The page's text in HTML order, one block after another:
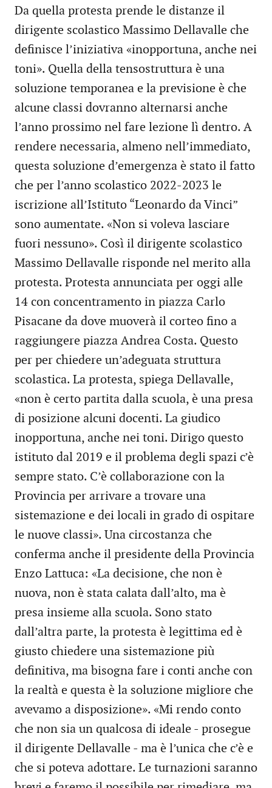
Da quella protesta prende le distanze il
dirigente scolastico Massimo Dellavalle che
definisce l’iniziativa «inopportuna, anche nei
toni». Quella della tensostruttura è una
soluzione temporanea e la previsione è che
alcune classi dovranno alternarsi anche
l’anno prossimo nel fare lezione lì dentro. A
rendere necessaria, almeno nell’immediato,
questa soluzione d’emergenza è stato il fatto
che per l’anno scolastico 2022-2023 le
iscrizione all’Istituto “Leonardo da Vinci”
sono aumentate. «Non si voleva lasciare
fuori nessuno». Così il dirigente scolastico
Massimo Dellavalle risponde nel merito alla
protesta. Protesta annunciata per oggi alle
14 con concentramento in piazza Carlo
Pisacane da dove muoverà il corteo fino a
raggiungere piazza Andrea Costa. Questo
per per chiedere un’adeguata struttura
scolastica. La protesta, spiega Dellavalle,
«non è certo partita dalla scuola, è una presa
di posizione alcuni docenti. La giudico
inopportuna, anche nei toni. Dirigo questo
istituto dal 2019 e il problema degli spazi c’è
sempre stato. C’è collaborazione con la
Provincia per arrivare a trovare una
sistemazione e dei locali in grado di ospitare
le nuove classi». Una circostanza che
conferma anche il presidente della Provincia
Enzo Lattuca: «La decisione, che non è
nuova, non è stata calata dall’alto, ma è
presa insieme alla scuola. Sono stato
dall’altra parte, la protesta è legittima ed è
giusto chiedere una sistemazione più
definitiva, ma bisogna fare i conti anche con
la realtà e questa è la soluzione migliore che
avevamo a disposizione». «Mi rendo conto
che non sia un qualcosa di ideale - prosegue
il dirigente Dellavalle - ma è l’unica che c’è e
che si poteva adottare. Le turnazioni saranno